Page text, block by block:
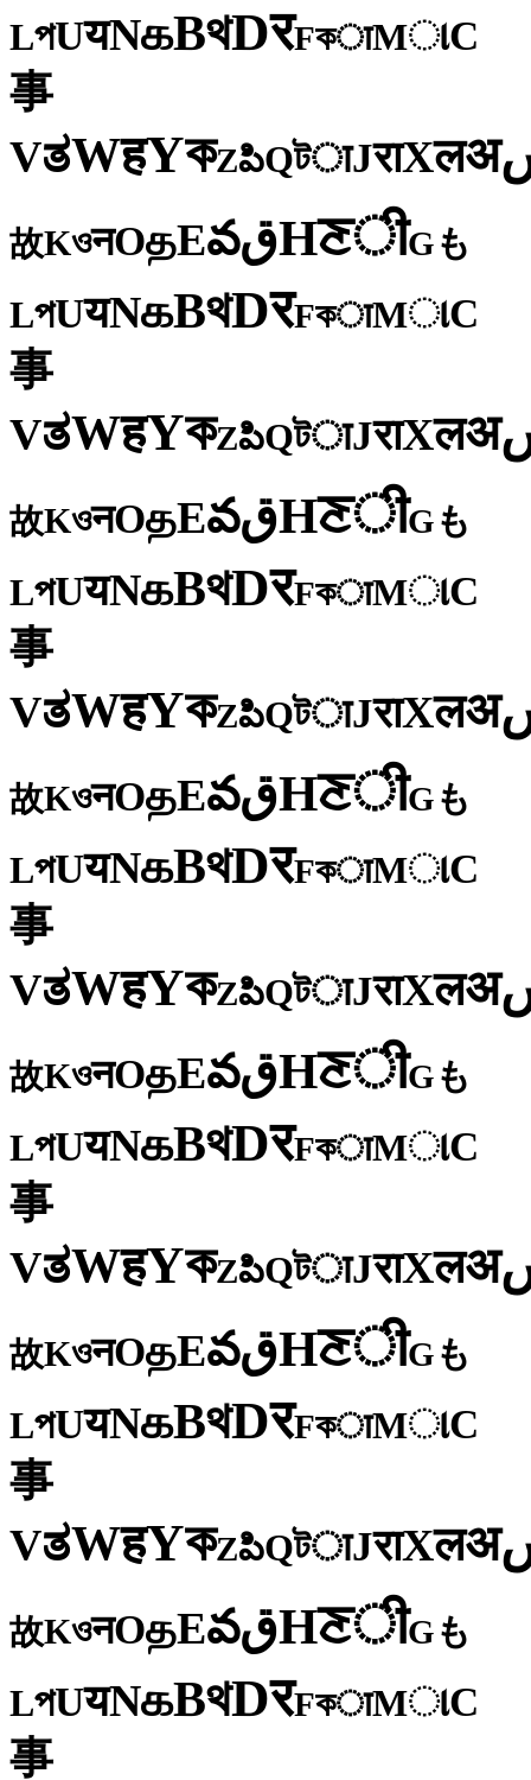
LপUयNகBথDरFকाMાC
事
VತWहYকZపిQটाJराXलअ
故KওनOதEవقHਣीGも
LপUयNகBথDरFকाMાC
事
VತWहYকZపిQটाJराXलअ
故KওनOதEవقHਣीGも
LপUयNகBথDरFকाMાC
事
VತWहYকZపిQটाJराXलअ
故KওनOதEవقHਣीGも
LপUयNகBথDरFকाMાC
事
VತWहYকZపిQটाJराXलअ
故KওनOதEవقHਣीGも
LপUयNகBথDरFকाMાC
事
VತWहYকZపిQটाJराXलअ
故KওनOதEవقHਣीGも
LপUयNகBথDरFকाMાC
事
VತWहYকZపిQটाJराXलअ
故KওनOதEవقHਣीGも
LপUयNகBথDरFকाMાC
事